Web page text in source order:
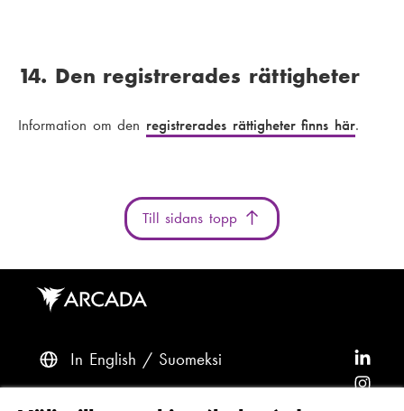
14. Den registrerades rättigheter
Information om den registrerades rättigheter finns här.
Till sidans topp
In English Suomeksi
ö
F